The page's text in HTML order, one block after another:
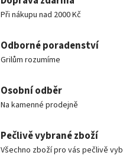
Při nákupu nad 2000 Kč
Odborné poradenství
Grilům rozumíme
Osobní odběr
Na kamenné prodejně
Pečlivě vybrané zboží
Všechno zboží pro vás pečlivě